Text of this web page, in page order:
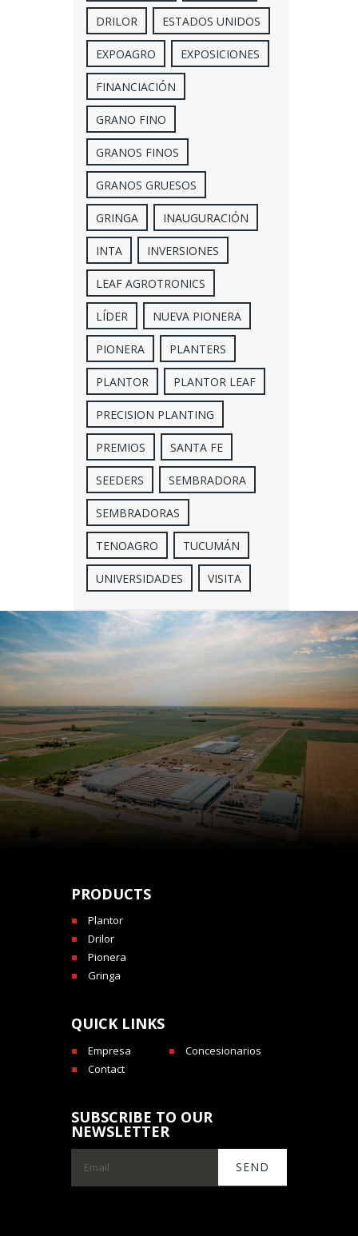
DRILOR ESTADOS UNIDOS
EXPOAGRO EXPOSICIONES
FINANCIACIÓN
GRANO FINO
GRANOS FINOS
GRANOS GRUESOS
GRINGA INAUGURACIÓN
INTA INVERSIONES
LEAF AGROTRONICS
LÍDER NUEVA PIONERA
PIONERA PLANTERS
PLANTOR PLANTOR LEAF
PRECISION PLANTING
PREMIOS SANTA FE
SEEDERS SEMBRADORA
SEMBRADORAS
TENOAGRO TUCUMÁN
UNIVERSIDADES VISITA
PRODUCTS
Plantor
Drilor
Pionera
Gringa
QUICK LINKS
Empresa
Concesionarios
Contact
SUBSCRIBE TO OUR
NEWSLETTER